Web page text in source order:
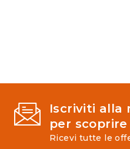
Iscriviti alla
per
Ricevi tutte le